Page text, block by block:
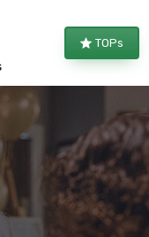
TOPs
×
soi !
nos comparatifs
des aides
une à